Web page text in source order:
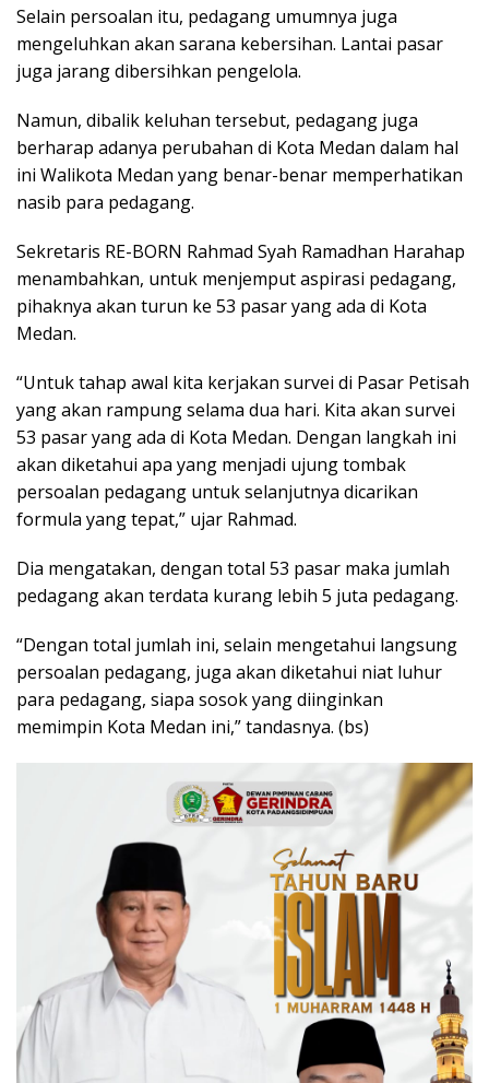
Selain persoalan itu, pedagang umumnya juga
mengeluhkan akan sarana kebersihan. Lantai pasar
juga jarang dibersihkan pengelola.
Namun, dibalik keluhan tersebut, pedagang juga
berharap adanya perubahan di Kota Medan dalam hal
ini Walikota Medan yang benar-benar memperhatikan
nasib para pedagang.
Sekretaris RE-BORN Rahmad Syah Ramadhan Harahap
menambahkan, untuk menjemput aspirasi pedagang,
pihaknya akan turun ke 53 pasar yang ada di Kota
Medan.
“Untuk tahap awal kita kerjakan survei di Pasar Petisah
yang akan rampung selama dua hari. Kita akan survei
53 pasar yang ada di Kota Medan. Dengan langkah ini
akan diketahui apa yang menjadi ujung tombak
persoalan pedagang untuk selanjutnya dicarikan
formula yang tepat,” ujar Rahmad.
Dia mengatakan, dengan total 53 pasar maka jumlah
pedagang akan terdata kurang lebih 5 juta pedagang.
“Dengan total jumlah ini, selain mengetahui langsung
persoalan pedagang, juga akan diketahui niat luhur
para pedagang, siapa sosok yang diinginkan
memimpin Kota Medan ini,” tandasnya. (bs)